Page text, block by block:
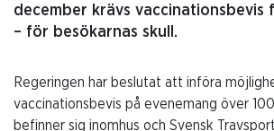
december krävs vaccinationsbevis
– för besökarnas skull.
Regeringen har beslutat att införa
vaccinationsbevis på evenemang över
befinner sig inomhus och Svensk